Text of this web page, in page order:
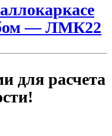
— ЛМК22
для расчета